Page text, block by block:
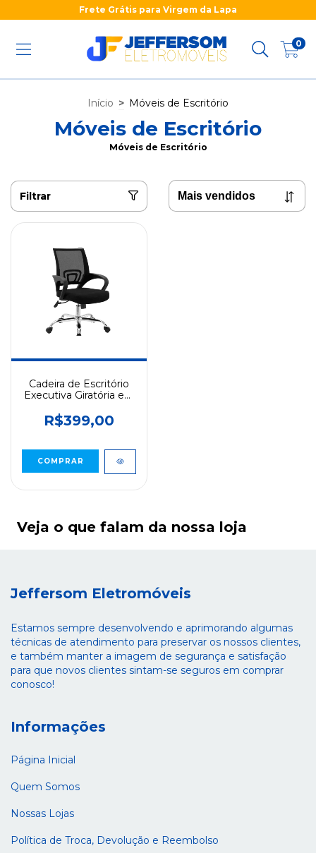
Frete Grátis para Virgem da Lapa
0
Início > Móveis de Escritório
Móveis de Escritório
Móveis de Escritório
Filtrar
Cadeira de Escritório
Executiva Giratória em
R$399,00
Veja o que falam da nossa loja
Jeffersom Eletromóveis
Estamos sempre desenvolvendo e aprimorando algumas
técnicas de atendimento para preservar os nossos clientes,
e também manter a imagem de segurança e satisfação
para que novos clientes sintam-se seguros em comprar
conosco!
Informações
Página Inicial
Quem Somos
Nossas Lojas
Política de Troca, Devolução e Reembolso